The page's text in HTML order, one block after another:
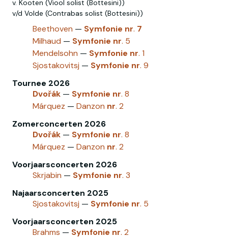
v. Kooten (Viool solist (Bottesini))
v/d Volde (Contrabas solist (Bottesini))
Beethoven — Symfonie nr. 7
Milhaud — Symfonie nr. 5
Mendelsohn — Symfonie nr. 1
Sjostakovitsj — Symfonie nr. 9
Tournee 2026
Dvořák — Symfonie nr. 8
Márquez — Danzon nr. 2
Zomerconcerten 2026
Dvořák — Symfonie nr. 8
Márquez — Danzon nr. 2
Voorjaarsconcerten 2026
Skrjabin — Symfonie nr. 3
Najaarsconcerten 2025
Sjostakovitsj — Symfonie nr. 5
Voorjaarsconcerten 2025
Brahms — Symfonie nr. 2